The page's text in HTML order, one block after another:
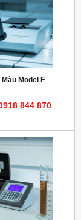
Màu Model F
844 870